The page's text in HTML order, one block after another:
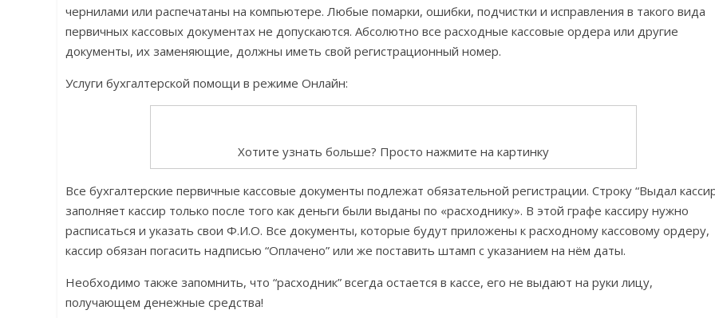
чернилами или распечатаны на компьютере. Любые помарки, ошибки, подчистки и исправления в такого вида
первичных кассовых документах не допускаются. Абсолютно все расходные кассовые ордера или другие
документы, их заменяющие, должны иметь свой регистрационный номер.
Услуги бухгалтерской помощи в режиме Онлайн:
Хотите узнать больше? Просто нажмите на картинку
Все бухгалтерские первичные кассовые документы подлежат обязательной регистрации. Строку “Выдал
заполняет кассир только после того как деньги были выданы по «расходнику». В этой графе кассиру нужно
расписаться и указать свои Ф.И.О. Все документы, которые будут приложены к расходному кассовому ордеру,
кассир обязан погасить надписью “Оплачено” или же поставить штамп с указанием на нём даты.
Необходимо также запомнить, что “расходник” всегда остается в кассе, его не выдают на руки лицу,
получающем денежные средства!